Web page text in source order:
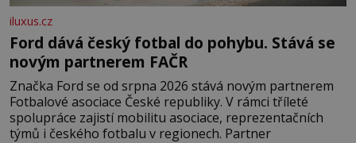
iluxus.cz
Ford dává český fotbal do pohybu. Stává se
novým partnerem FAČR
Značka Ford se od srpna 2026 stává novým partnerem
Fotbalové asociace České republiky. V rámci tříleté
spolupráce zajistí mobilitu asociace, reprezentačních
týmů i českého fotbalu v regionech. Partner